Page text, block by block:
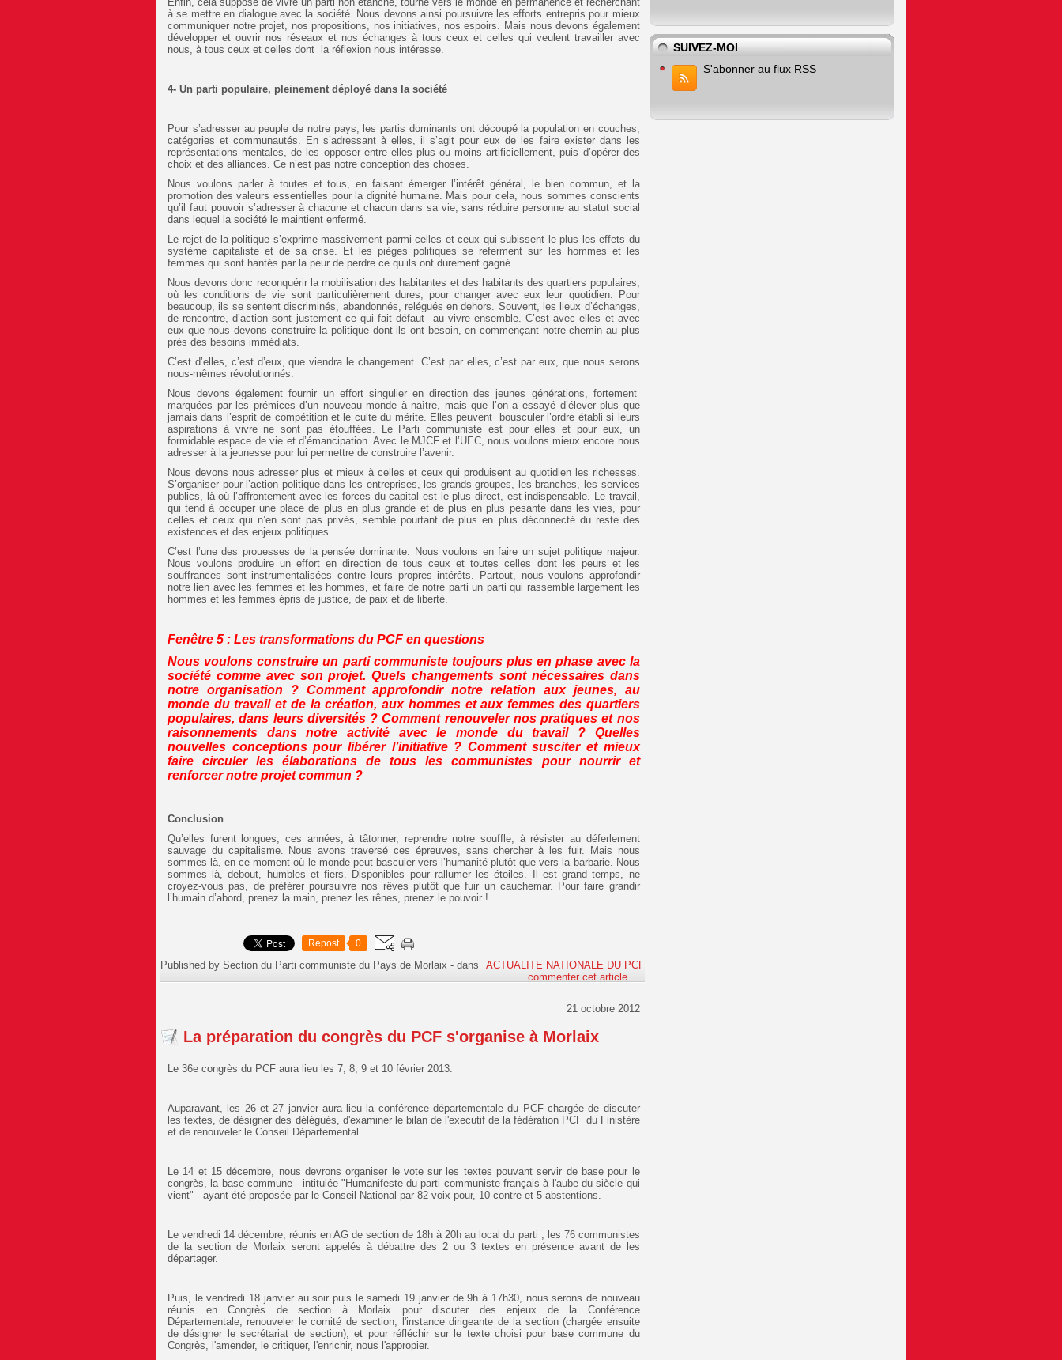
à se mettre en dialogue avec la société. Nous devons ainsi poursuivre les efforts entrepris pour mieux
communiquer notre projet, nos propositions, nos initiatives, nos espoirs. Mais nous devons également
développer et ouvrir nos réseaux et nos échanges à tous ceux et celles qui veulent travailler avec
nous, à tous ceux et celles dont la réflexion nous intéresse.
4- Un parti populaire, pleinement déployé dans la société
Pour s’adresser au peuple de notre pays, les partis dominants ont découpé la population en couches,
catégories et communautés. En s’adressant à elles, il s’agit pour eux de les faire exister dans les
représentations mentales, de les opposer entre elles plus ou moins artificiellement, puis d’opérer des
choix et des alliances. Ce n’est pas notre conception des choses.
Nous voulons parler à toutes et tous, en faisant émerger l’intérêt général, le bien commun, et la
promotion des valeurs essentielles pour la dignité humaine. Mais pour cela, nous sommes conscients
qu’il faut pouvoir s’adresser à chacune et chacun dans sa vie, sans réduire personne au statut social
dans lequel la société le maintient enfermé.
Le rejet de la politique s’exprime massivement parmi celles et ceux qui subissent le plus les effets du
système capitaliste et de sa crise. Et les pièges politiques se referment sur les hommes et les
femmes qui sont hantés par la peur de perdre ce qu’ils ont durement gagné.
Nous devons donc reconquérir la mobilisation des habitantes et des habitants des quartiers populaires,
où les conditions de vie sont particulièrement dures, pour changer avec eux leur quotidien. Pour
beaucoup, ils se sentent discriminés, abandonnés, relégués en dehors. Souvent, les lieux d’échanges,
de rencontre, d’action sont justement ce qui fait défaut au vivre ensemble. C’est avec elles et avec
eux que nous devons construire la politique dont ils ont besoin, en commençant notre chemin au plus
près des besoins immédiats.
C’est d’elles, c’est d’eux, que viendra le changement. C’est par elles, c’est par eux, que nous serons
nous-mêmes révolutionnés.
Nous devons également fournir un effort singulier en direction des jeunes générations, fortement
marquées par les prémices d’un nouveau monde à naître, mais que l’on a essayé d’élever plus que
jamais dans l’esprit de compétition et le culte du mérite. Elles peuvent bousculer l’ordre établi si leurs
aspirations à vivre ne sont pas étouffées. Le Parti communiste est pour elles et pour eux, un
formidable espace de vie et d’émancipation. Avec le MJCF et l’UEC, nous voulons mieux encore nous
adresser à la jeunesse pour lui permettre de construire l’avenir.
Nous devons nous adresser plus et mieux à celles et ceux qui produisent au quotidien les richesses.
S’organiser pour l’action politique dans les entreprises, les grands groupes, les branches, les services
publics, là où l’affrontement avec les forces du capital est le plus direct, est indispensable. Le travail,
qui tend à occuper une place de plus en plus grande et de plus en plus pesante dans les vies, pour
celles et ceux qui n’en sont pas privés, semble pourtant de plus en plus déconnecté du reste des
existences et des enjeux politiques.
C’est l’une des prouesses de la pensée dominante. Nous voulons en faire un sujet politique majeur.
Nous voulons produire un effort en direction de tous ceux et toutes celles dont les peurs et les
souffrances sont instrumentalisées contre leurs propres intérêts. Partout, nous voulons approfondir
notre lien avec les femmes et les hommes, et faire de notre parti un parti qui rassemble largement les
hommes et les femmes épris de justice, de paix et de liberté.
Fenêtre 5 : Les transformations du PCF en questions
Nous voulons construire un parti communiste toujours plus en phase avec la
société comme avec son projet. Quels changements sont nécessaires dans
notre organisation ? Comment approfondir notre relation aux jeunes, au
monde du travail et de la création, aux hommes et aux femmes des quartiers
populaires, dans leurs diversités ? Comment renouveler nos pratiques et nos
raisonnements dans notre activité avec le monde du travail ? Quelles
nouvelles conceptions pour libérer l’initiative ? Comment susciter et mieux
faire circuler les élaborations de tous les communistes pour nourrir et
renforcer notre projet commun ?
Conclusion
Qu’elles furent longues, ces années, à tâtonner, reprendre notre souffle, à résister au déferlement
sauvage du capitalisme. Nous avons traversé ces épreuves, sans chercher à les fuir. Mais nous
sommes là, en ce moment où le monde peut basculer vers l’humanité plutôt que vers la barbarie. Nous
sommes là, debout, humbles et fiers. Disponibles pour rallumer les étoiles. Il est grand temps, ne
croyez-vous pas, de préférer poursuivre nos rêves plutôt que fuir un cauchemar. Pour faire grandir
l’humain d’abord, prenez la main, prenez les rênes, prenez le pouvoir !
Repost 0
Published by Section du Parti communiste du Pays de Morlaix -dans
ACTUALITE NATIONALE DU PCF
commenter cet article
…
21 octobre 2012
La préparation du congrès du PCF s'organise à Morlaix
Le 36e congrès du PCF aura lieu les 7, 8, 9 et 10 février 2013.
Auparavant, les 26 et 27 janvier aura lieu la conférence départementale du PCF chargée de discuter
les textes, de désigner des délégués, d'examiner le bilan de l'executif de la fédération PCF du Finistère
et de renouveler le Conseil Départemental.
Le 14 et 15 décembre, nous devrons organiser le vote sur les textes pouvant servir de base pour le
congrès, la base commune - intitulée "Humanifeste du parti communiste français à l'aube du siècle qui
vient" - ayant été proposée par le Conseil National par 82 voix pour, 10 contre et 5 abstentions.
Le vendredi 14 décembre, réunis en AG de section de 18h à 20h au local du parti , les 76 communistes
de la section de Morlaix seront appelés à débattre des 2 ou 3 textes en présence avant de les
départager.
Puis, le vendredi 18 janvier au soir puis le samedi 19 janvier de 9h à 17h30, nous serons de nouveau
réunis en Congrès de section à Morlaix pour discuter des enjeux de la Conférence
Départementale, renouveler le comité de section, l'instance dirigeante de la section (chargée ensuite
de désigner le secrétariat de section), et pour réfléchir sur le texte choisi pour base commune du
Congrès, l'amender, le critiquer, l'enrichir, nous l'appropier.
SUIVEZ-MOI
S'abonner au flux RSS